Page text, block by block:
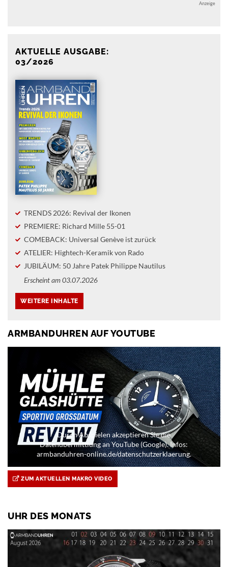
Anzeige
AKTUELLE AUSGABE:
03/2026
TRENDS 2026: Revival der Ikonen
PREMIERE: Richard Mille 55-01
COMEBACK: Universal Genève ist zurück
ATELIER: Hightech-Keramik von Rado
JUBILÄUM: 50 Jahre Patek Philippe Nautilus
Erscheint am 03.07.2026
ARMBANDUHREN AUF YOUTUBE
Durch Abspielen akzeptieren Sie die
Datenübermittlung an YouTube (Google). Infos:
armbanduhren-online.de/datenschutzerklaerung.
ZUM AKTUELLEN MAKRO VIDEO
UHR DES MONATS